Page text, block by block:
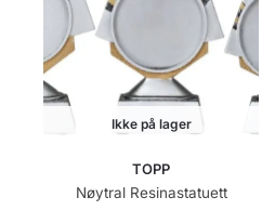
Ikke på lager
TOPP
Nøytral Resinastatuett